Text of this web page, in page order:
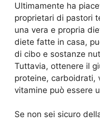
Ultimamente ha
proprietari di pastori
una vera e propria
diete fatte in casa,
di cibo e sostanze
Tuttavia, ottenere il
proteine, carboidrati,
vitamine può essere
Se non sei sicuro